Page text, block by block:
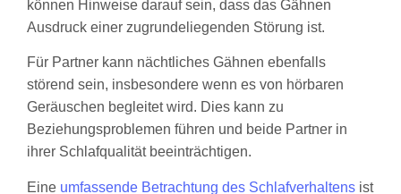
können Hinweise darauf sein, dass das Gähnen
Ausdruck einer zugrundeliegenden Störung ist.
Für Partner kann nächtliches Gähnen ebenfalls
störend sein, insbesondere wenn es von hörbaren
Geräuschen begleitet wird. Dies kann zu
Beziehungsproblemen führen und beide Partner in
ihrer Schlafqualität beeinträchtigen.
Eine umfassende Betrachtung des Schlafverhaltens ist